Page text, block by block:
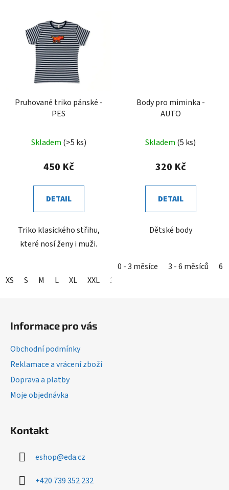
Pruhované triko pánské -
PES
Skladem (>5 ks)
450 Kč
DETAIL
Triko klasického střihu,
které nosí ženy i muži.
XS S M L XL XXL 3XL
Body pro miminka -
AUTO
Skladem (5 ks)
320 Kč
DETAIL
Dětské body
0 - 3 měsíce 3 - 6 měsíců 6
Informace pro vás
Obchodní podmínky
Reklamace a vrácení zboží
Doprava a platby
Moje objednávka
Kontakt
eshop@eda.cz
+420 739 352 232